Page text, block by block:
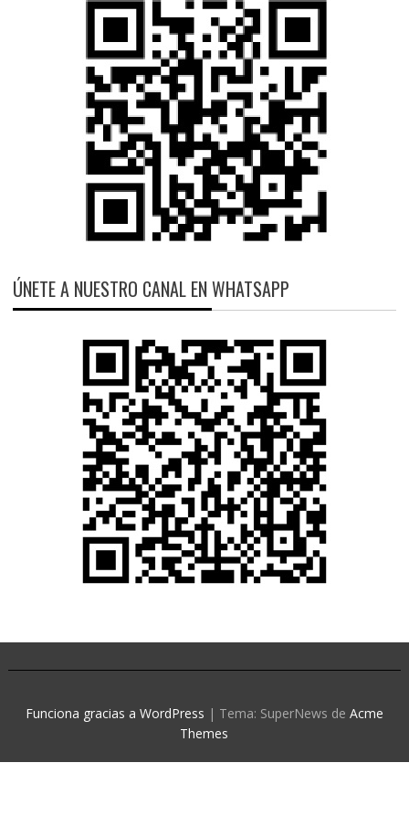
ÚNETE A NUESTRO CANAL EN WHATSAPP
Funciona gracias a WordPress | Tema: SuperNews de Acme
Themes